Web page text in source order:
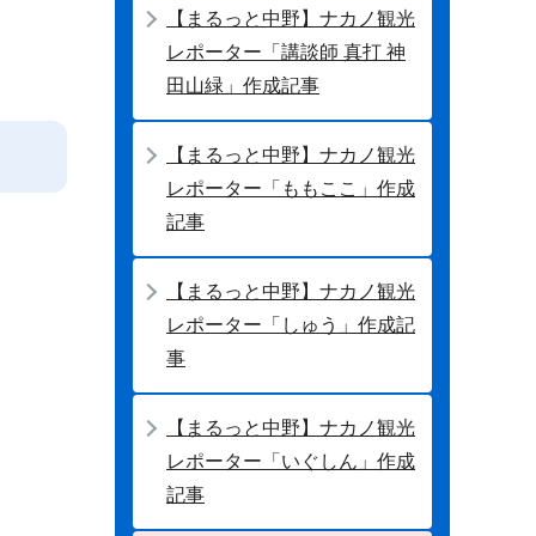
【まるっと中野】ナカノ観光
レポーター「講談師 真打 神
田山緑」作成記事
【まるっと中野】ナカノ観光
レポーター「ももここ」作成
記事
【まるっと中野】ナカノ観光
レポーター「しゅう」作成記
事
【まるっと中野】ナカノ観光
レポーター「いぐしん」作成
記事